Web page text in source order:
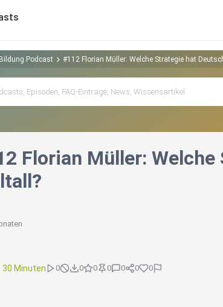
Podcast #112 Florian Müller: Welche Strategie hat
Florian Müller:
30 Minuten 0 0 0 0 0 0 0